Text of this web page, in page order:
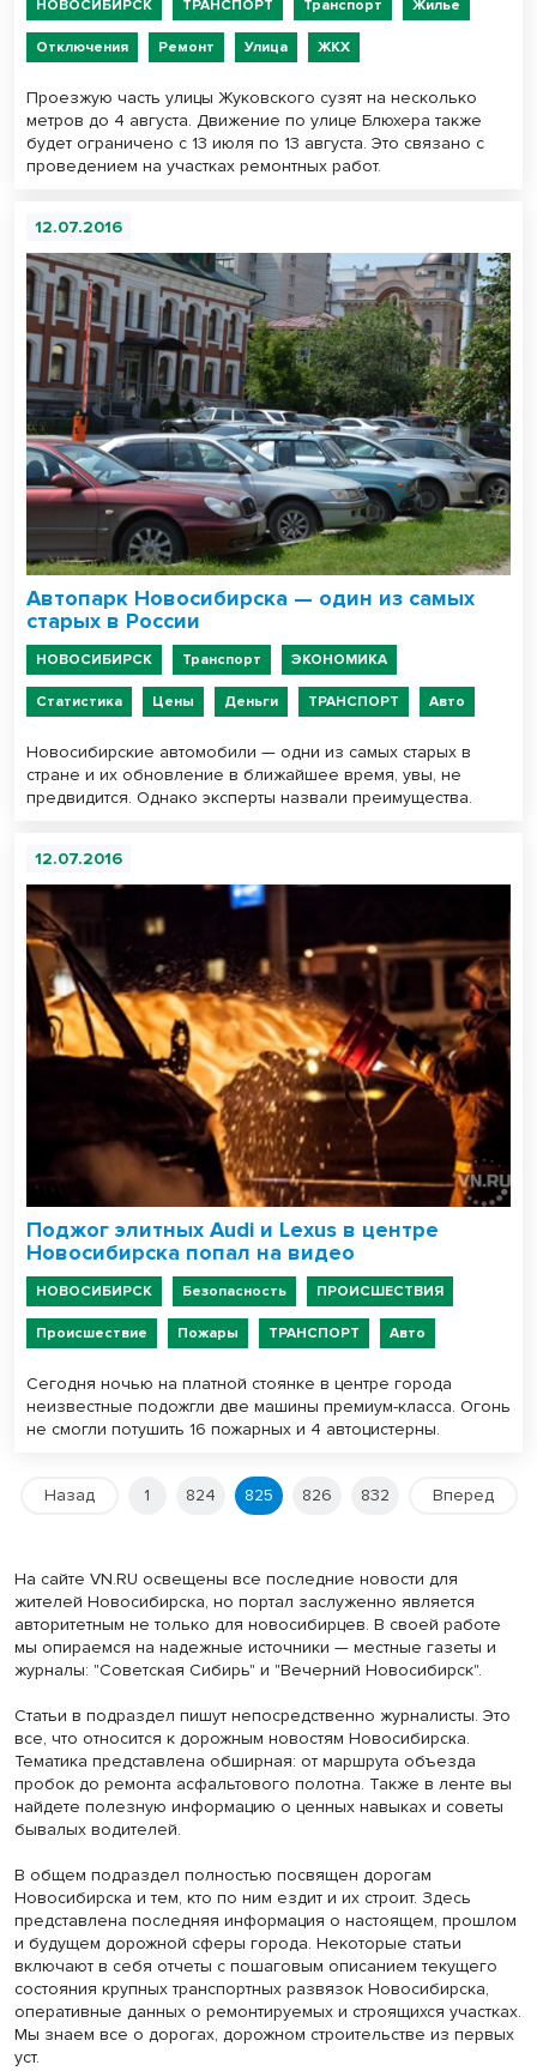
НОВОСИБИРСК ТРАНСПОРТ Транспорт Жилье
Отключения Ремонт Улица ЖКХ
Проезжую часть улицы Жуковского сузят на несколько
метров до 4 августа. Движение по улице Блюхера также
будет ограничено с 13 июля по 13 августа. Это связано с
проведением на участках ремонтных работ.
12.07.2016
Автопарк Новосибирска — один из самых
старых в России
НОВОСИБИРСК Транспорт ЭКОНОМИКА
Статистика Цены Деньги ТРАНСПОРТ Авто
Новосибирские автомобили — одни из самых старых в
стране и их обновление в ближайшее время, увы, не
предвидится. Однако эксперты назвали преимущества.
12.07.2016
Поджог элитных Audi и Lexus в центре
Новосибирска попал на видео
НОВОСИБИРСК Безопасность ПРОИСШЕСТВИЯ
Происшествие Пожары ТРАНСПОРТ Авто
Сегодня ночью на платной стоянке в центре города
неизвестные подожгли две машины премиум-класса. Огонь
не смогли потушить 16 пожарных и 4 автоцистерны.
Назад 1 824 825 826 832 Вперед
На сайте VN.RU освещены все последние новости для
жителей Новосибирска, но портал заслуженно является
авторитетным не только для новосибирцев. В своей работе
мы опираемся на надежные источники — местные газеты и
журналы: "Советская Сибирь" и "Вечерний Новосибирск".
Статьи в подраздел пишут непосредственно журналисты. Это
все, что относится к дорожным новостям Новосибирска.
Тематика представлена обширная: от маршрута объезда
пробок до ремонта асфальтового полотна. Также в ленте вы
найдете полезную информацию о ценных навыках и советы
бывалых водителей.
В общем подраздел полностью посвящен дорогам
Новосибирска и тем, кто по ним ездит и их строит. Здесь
представлена последняя информация о настоящем, прошлом
и будущем дорожной сферы города. Некоторые статьи
включают в себя отчеты с пошаговым описанием текущего
состояния крупных транспортных развязок Новосибирска,
оперативные данных о ремонтируемых и строящихся участках.
Мы знаем все о дорогах, дорожном строительстве из первых
уст.